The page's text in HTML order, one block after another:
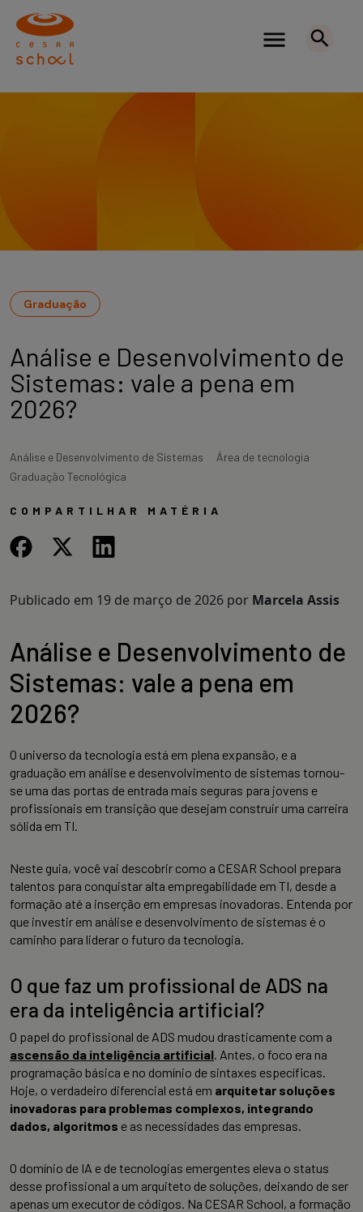
Graduação
Análise e Desenvolvimento de
Sistemas: vale a pena em
2026?
Análise e Desenvolvimento de Sistemas
Área de tecnologia
Graduação Tecnológica
COMPARTILHAR MATÉRIA
Publicado em 19 de março de 2026 por Marcela Assis
Análise e Desenvolvimento de
Sistemas: vale a pena em
2026?
O universo da tecnologia está em plena expansão, e a
graduação em análise e desenvolvimento de sistemas tornou-
se uma das portas de entrada mais seguras para jovens e
profissionais em transição que desejam construir uma carreira
sólida em TI.
Neste guia, você vai descobrir como a CESAR School prepara
talentos para conquistar alta empregabilidade em TI, desde a
formação até a inserção em empresas inovadoras. Entenda por
que investir em análise e desenvolvimento de sistemas é o
caminho para liderar o futuro da tecnologia.
O que faz um profissional de ADS na
era da inteligência artificial?
O papel do profissional de ADS mudou drasticamente com a
ascensão da inteligência artificial . Antes, o foco era na
programação básica e no domínio de sintaxes específicas.
Hoje, o verdadeiro diferencial está em arquitetar soluções
inovadoras para problemas complexos, integrando
dados, algoritmos e as necessidades das empresas.
O domínio de IA e de tecnologias emergentes eleva o status
desse profissional a um arquiteto de soluções, deixando de ser
apenas um executor de códigos. Na CESAR School, a formação